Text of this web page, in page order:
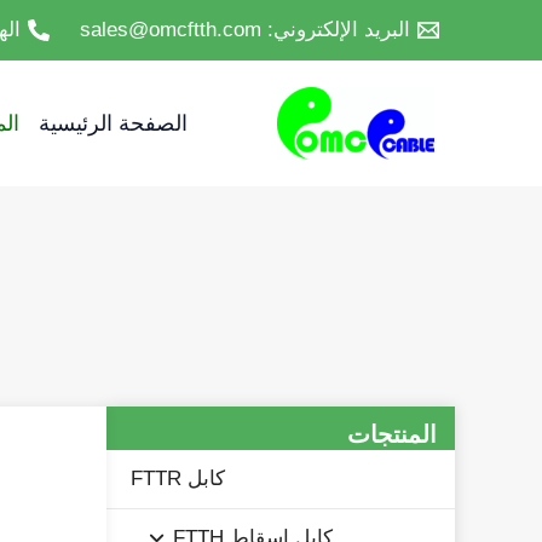
البريد الإلكتروني: sales@omcftth.com الهاتف
الصفحة الرئيسية
المنتجات
كابل FTTR